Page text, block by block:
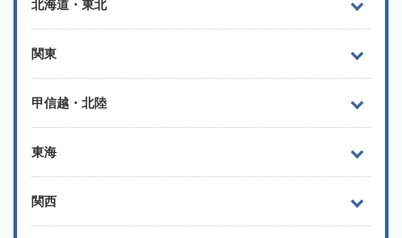
北海道・東北
関東
甲信越・北陸
東海
関西